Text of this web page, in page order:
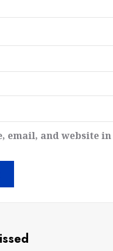
email, and website